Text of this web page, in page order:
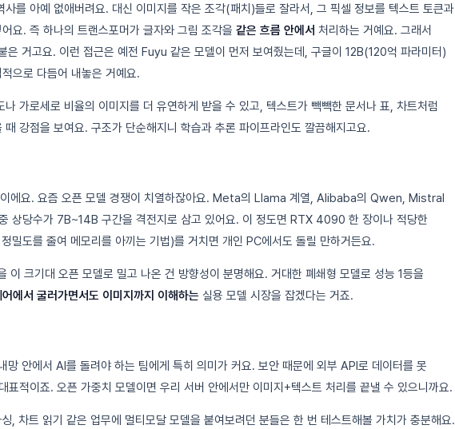
사를 아예 없애버려요. 대신 이미지를 작은 조각(패치)들로 잘라서, 그 픽셀 정보를 텍스트 토큰과
요. 즉 하나의 트랜스포머가 글자와 그림 조각을 같은 흐름 안에서 처리하는 거예요. 그래서
거고요. 이런 접근은 예전 Fuyu 같은 모델이 먼저 보여줬는데, 구글이 12B(120억 파라미터)
으로 다듬어 내놓은 거예요.
나 가로세로 비율의 이미지를 더 유연하게 받을 수 있고, 텍스트가 빽빽한 문서나 표, 차트처럼
때 강점을 보여요. 구조가 단순해지니 학습과 추론 파이프라인도 깔끔해지고요.
이에요. 요즘 오픈 모델 경쟁이 치열하잖아요. Meta의 Llama 계열, Alibaba의 Qwen, Mistral
상당수가 7B~14B 구간을 격전지로 삼고 있어요. 이 정도면 RTX 4090 한 장이나 적당한
도를 줄여 메모리를 아끼는 기법)를 거치면 개인 PC에서도 돌릴 만하거든요.
이 크기대 오픈 모델로 밀고 나온 건 방향성이 분명해요. 거대한 폐쇄형 모델로 성능 1등을
에서 굴러가면서도 이미지까지 이해하는 실용 모델 시장을 잡겠다는 거죠.
망 안에서 AI를 돌려야 하는 팀에게 특히 의미가 커요. 보안 때문에 외부 API로 데이터를 못
표적이죠. 오픈 가중치 모델이면 우리 서버 안에서만 이미지+텍스트 처리를 끝낼 수 있으니까요.
, 차트 읽기 같은 업무에 멀티모달 모델을 붙여보려던 분들은 한 번 테스트해볼 가치가 충분해요.